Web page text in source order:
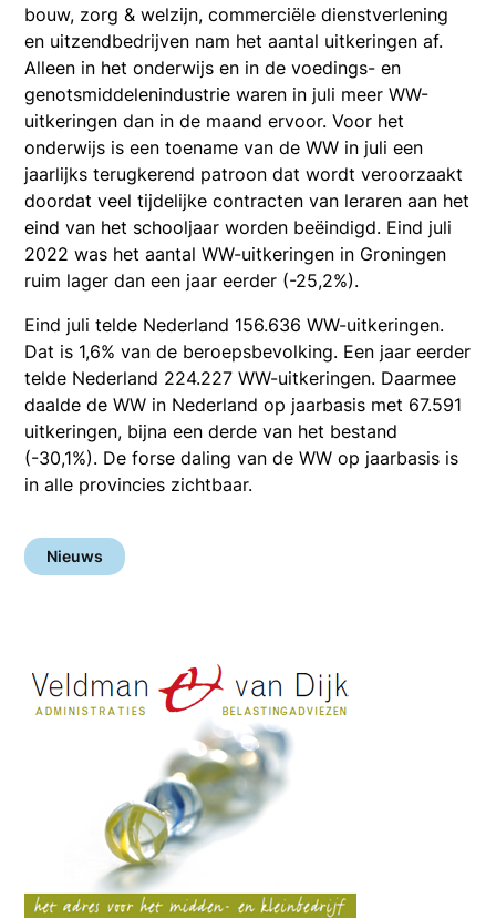
bouw, zorg & welzijn, commerciële dienstverlening
en uitzendbedrijven nam het aantal uitkeringen af.
Alleen in het onderwijs en in de voedings- en
genotsmiddelenindustrie waren in juli meer WW-
uitkeringen dan in de maand ervoor. Voor het
onderwijs is een toename van de WW in juli een
jaarlijks terugkerend patroon dat wordt veroorzaakt
doordat veel tijdelijke contracten van leraren aan het
eind van het schooljaar worden beëindigd. Eind juli
2022 was het aantal WW-uitkeringen in Groningen
ruim lager dan een jaar eerder (-25,2%).
Eind juli telde Nederland 156.636 WW-uitkeringen.
Dat is 1,6% van de beroepsbevolking. Een jaar eerder
telde Nederland 224.227 WW-uitkeringen. Daarmee
daalde de WW in Nederland op jaarbasis met 67.591
uitkeringen, bijna een derde van het bestand
(-30,1%). De forse daling van de WW op jaarbasis is
in alle provincies zichtbaar.
Nieuws